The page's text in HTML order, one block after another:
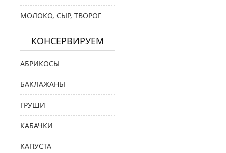
МОЛОКО, СЫР, ТВОРОГ
КОНСЕРВИРУЕМ
АБРИКОСЫ
БАКЛАЖАНЫ
ГРУШИ
КАБАЧКИ
КАПУСТА